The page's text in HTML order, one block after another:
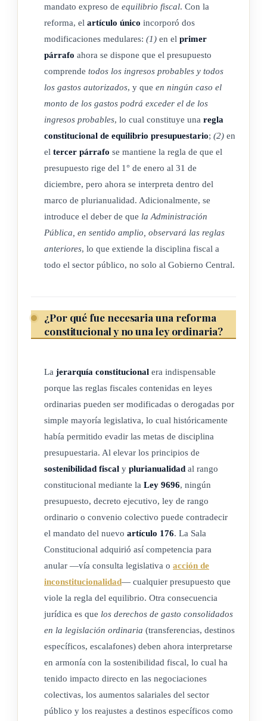
mandato expreso de equilibrio fiscal. Con la
reforma, el artículo único incorporó dos
modificaciones medulares: (1) en el primer
párrafo ahora se dispone que el presupuesto
comprende todos los ingresos probables y todos
los gastos autorizados, y que en ningún caso el
monto de los gastos podrá exceder el de los
ingresos probables, lo cual constituye una regla
constitucional de equilibrio presupuestario; (2) en
el tercer párrafo se mantiene la regla de que el
presupuesto rige del 1° de enero al 31 de
diciembre, pero ahora se interpreta dentro del
marco de plurianualidad. Adicionalmente, se
introduce el deber de que la Administración
Pública, en sentido amplio, observará las reglas
anteriores, lo que extiende la disciplina fiscal a
todo el sector público, no solo al Gobierno Central.
¿Por qué fue necesaria una reforma
constitucional y no una ley ordinaria?
La jerarquía constitucional era indispensable
porque las reglas fiscales contenidas en leyes
ordinarias pueden ser modificadas o derogadas por
simple mayoría legislativa, lo cual históricamente
había permitido evadir las metas de disciplina
presupuestaria. Al elevar los principios de
sostenibilidad fiscal y plurianualidad al rango
constitucional mediante la Ley 9696, ningún
presupuesto, decreto ejecutivo, ley de rango
ordinario o convenio colectivo puede contradecir
el mandato del nuevo artículo 176. La Sala
Constitucional adquirió así competencia para
anular —vía consulta legislativa o acción de
inconstitucionalidad— cualquier presupuesto que
viole la regla del equilibrio. Otra consecuencia
jurídica es que los derechos de gasto consolidados
en la legislación ordinaria (transferencias, destinos
específicos, escalafones) deben ahora interpretarse
en armonía con la sostenibilidad fiscal, lo cual ha
tenido impacto directo en las negociaciones
colectivas, los aumentos salariales del sector
público y los reajustes a destinos específicos como